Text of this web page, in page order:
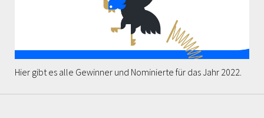
Hier gibt es alle Gewinner und Nominierte für das Jahr 2022.